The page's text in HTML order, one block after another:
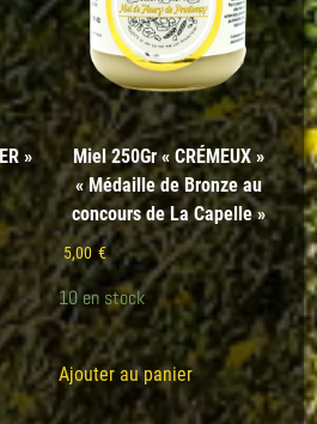
»
Miel 250Gr « CRÉMEUX »
« Médaille de Bronze au
concours de La Capelle »
5,00 €
10 en stock
Ajouter au panier